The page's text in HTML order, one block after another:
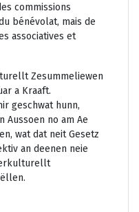
commissions
bénévolat, mais de
associatives et
Zesummeliewen
a Kraaft.
geschwat hunn,
Aussoen no am Ae
wat dat neit Gesetz
an deenen neie